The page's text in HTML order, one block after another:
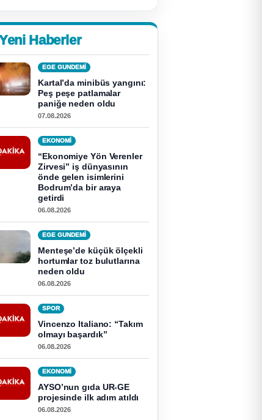
Haberler
EGE GUNDEMİ
Kartal’da minibüs yangını:
Peş peşe patlamalar
paniğe neden oldu
07.08.2026
EKONOMI
“Ekonomiye Yön Verenler
Zirvesi” iş dünyasının
önde gelen isimlerini
Bodrum’da bir araya
getirdi
06.08.2026
EGE GUNDEMİ
Menteşe’de küçük ölçekli
hortumlar toz bulutlarına
neden oldu
06.08.2026
SPOR
Vincenzo Italiano: “Takım
olmayı başardık”
06.08.2026
EKONOMI
AYSO’nun gıda UR-GE
projesinde ilk adım atıldı
06.08.2026